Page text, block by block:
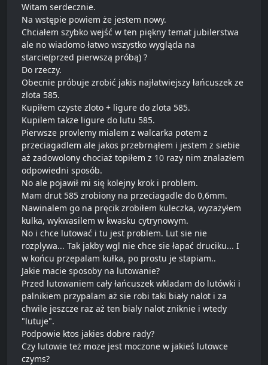
Witam serdecznie.
Na wstępie powiem że jestem nowy.
Chciałem szybko wejść w ten piękny temat jubilerstwa
ale no wiadomo łatwo wszystko wygląda na
starcie(przed pierwszą próbą) ?
Do rzeczy.
Obecnie próbuje zrobić jakis najłatwiejszy łańcuszek ze
zlota 585.
Kupiłem czyste zloto + ligure do zlota 585.
Kupilem takze ligure do lutu 585.
Pierwsze provlemy mialem z walcarka potem z
przeciagadlem ale jakos przebrnąłem i jestem z siebie
aż zadowolony chociaż topiłem z 10 razy nim znalazłem
odpowiedni sposób.
No ale pojawił mi się kolejny krok i problem.
Mam drut 585 zrobiony na przeciagadle do 0,6mm.
Nawinalem go na pręcik zrobiłem kuleczka, wyzażyłem
kulka, wykwasilem w kwasku cytrynowym.
No i chce lutować i tu jest problem. Lut sie nie
rozplywa... Tak jakby wgl nie chce sie łapać druciku... I
w końcu przepalam kułka, po prostu je stapiam..
Jakie macie sposoby na lutowanie?
Przed lutowaniem cały łańcuszek wkladam do lutówki i
palnikiem przypalam aż sie robi taki biały nalot i za
chwile jeszcze raz aż ten bialy nalot zniknie i wtedy
"lutuje".
Podpowie ktos jakies dobre rady?
Czy lutowie też moze jest moczone w jakieś lutowce
czyms?